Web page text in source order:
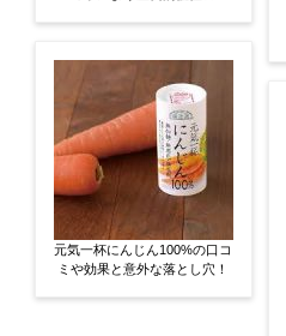
元気一杯にんじん100%の口コ
ミや効果と意外な落とし穴！